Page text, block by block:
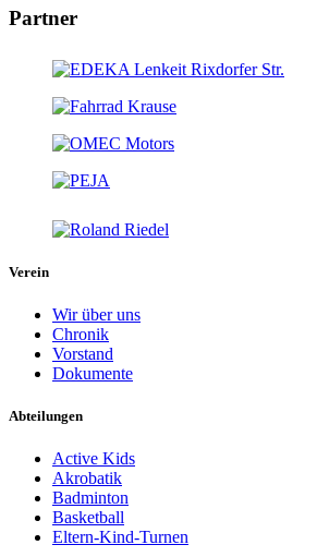
Partner
Verein
Wir über uns
Chronik
Vorstand
Dokumente
Abteilungen
Active Kids
Akrobatik
Badminton
Basketball
Eltern-Kind-Turnen